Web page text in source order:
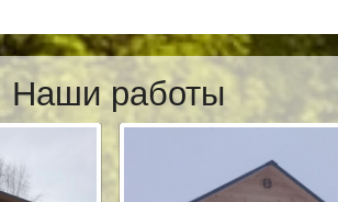
Наши работы